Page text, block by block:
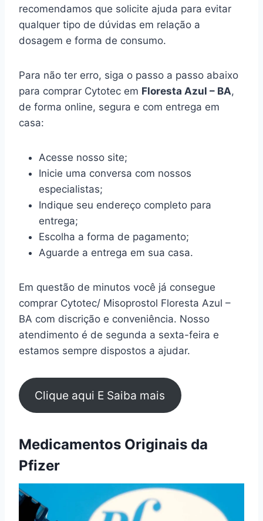
recomendamos que solicite ajuda para evitar
qualquer tipo de dúvidas em relação a
dosagem e forma de consumo.
Para não ter erro, siga o passo a passo abaixo
para comprar Cytotec em Floresta Azul – BA,
de forma online, segura e com entrega em
casa:
Acesse nosso site;
Inicie uma conversa com nossos
especialistas;
Indique seu endereço completo para
entrega;
Escolha a forma de pagamento;
Aguarde a entrega em sua casa.
Em questão de minutos você já consegue
comprar Cytotec/ Misoprostol Floresta Azul –
BA com discrição e conveniência. Nosso
atendimento é de segunda a sexta-feira e
estamos sempre dispostos a ajudar.
Clique aqui E Saiba mais
Medicamentos Originais da
Pfizer